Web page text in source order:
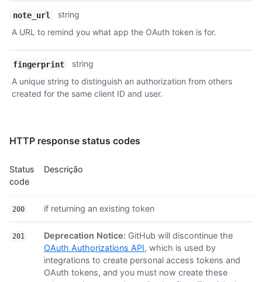
note_url
string
A URL to remind you what app the OAuth token is for.
fingerprint
string
A unique string to distinguish an authorization from others
created for the same client ID and user.
HTTP response status codes
Status
code
Descrição
200 if returning an existing token
201 Deprecation Notice: GitHub will discontinue the
OAuth Authorizations API, which is used by
integrations to create personal access tokens and
OAuth tokens, and you must now create these